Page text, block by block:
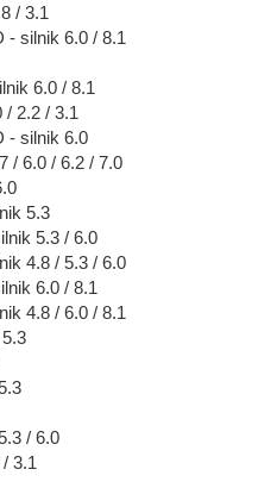
/ 3.1
- silnik 6.0 / 8.1
6.0 / 8.1
/ 2.2 / 3.1
- silnik 6.0
/ 6.0 / 6.2 / 7.0
5.3
5.3 / 6.0
4.8 / 5.3 / 6.0
6.0 / 8.1
4.8 / 6.0 / 8.1
/ 6.0
3.1